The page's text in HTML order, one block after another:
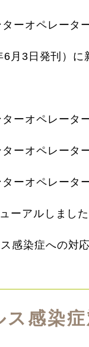
ーオペレータ
ーオペレータ
ーアルしました
感染症への対
感染